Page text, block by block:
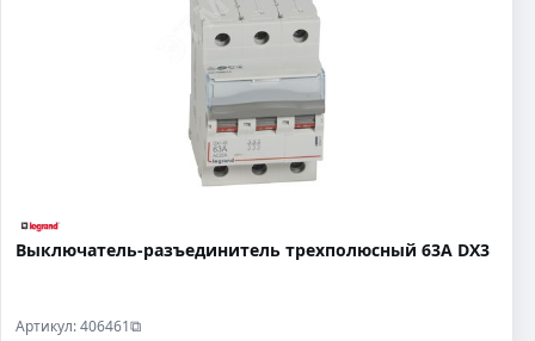
Выключатель-разъединитель трехполюсный 63А DX3
Артикул: 406461⧉